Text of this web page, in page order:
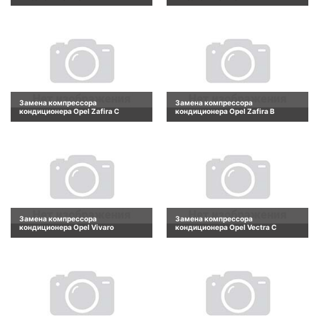
Замена компрессора
кондиционера Opel Zafira C
Замена компрессора
кондиционера Opel Zafira B
Замена компрессора
кондиционера Opel Vivaro
Замена компрессора
кондиционера Opel Vectra C